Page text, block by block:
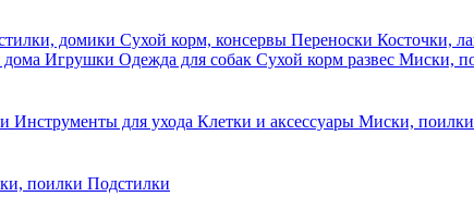
домики Сухой корм, консервы Переноски Косточки,
дома Игрушки Одежда для собак Сухой корм развес Миски,
Инструменты для ухода Клетки и аксессуары Миски, поилки
поилки Подстилки